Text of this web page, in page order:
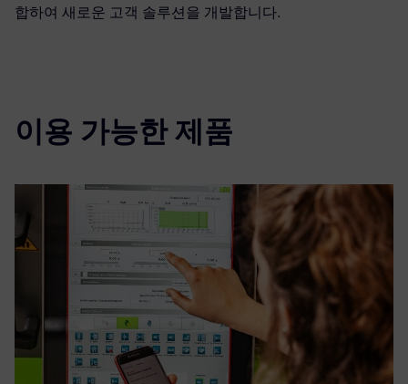
합하여 새로운 고객 솔루션을 개발합니다.
이용 가능한 제품